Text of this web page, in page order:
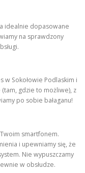
idealnie dopasowane
na sprawdzony
w Sokołowie Podlaskim i
gdzie to możliwe), z
po sobie bałaganu!
smartfonem.
i upewniamy się, że
Nie wypuszczamy
w obsłudze.